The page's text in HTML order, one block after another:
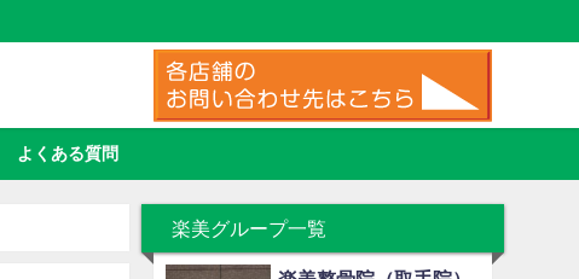
よくある質問
楽美グループ一覧